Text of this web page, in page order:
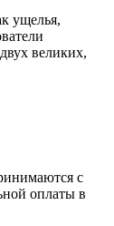
ущелья,
великих,
с
оплаты в